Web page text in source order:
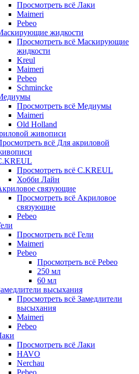
Просмотреть всё Лаки
Maimeri
Pebeo
жидкости
Просмотреть всё Маскирующие
жидкости
Kreul
Maimeri
Pebeo
Schmincke
Просмотреть всё Медиумы
Maimeri
Old Holland
живописи
всё Для акриловой
Просмотреть всё C.KREUL
Хобби Лайн
связующие
Просмотреть всё Акриловое
связующие
Pebeo
Просмотреть всё Гели
Maimeri
Pebeo
Просмотреть всё Pebeo
250 мл
60 мл
высыхания
Просмотреть всё Замедлители
высыхания
Maimeri
Pebeo
Просмотреть всё Лаки
HAVO
Nerchau
Pebeo